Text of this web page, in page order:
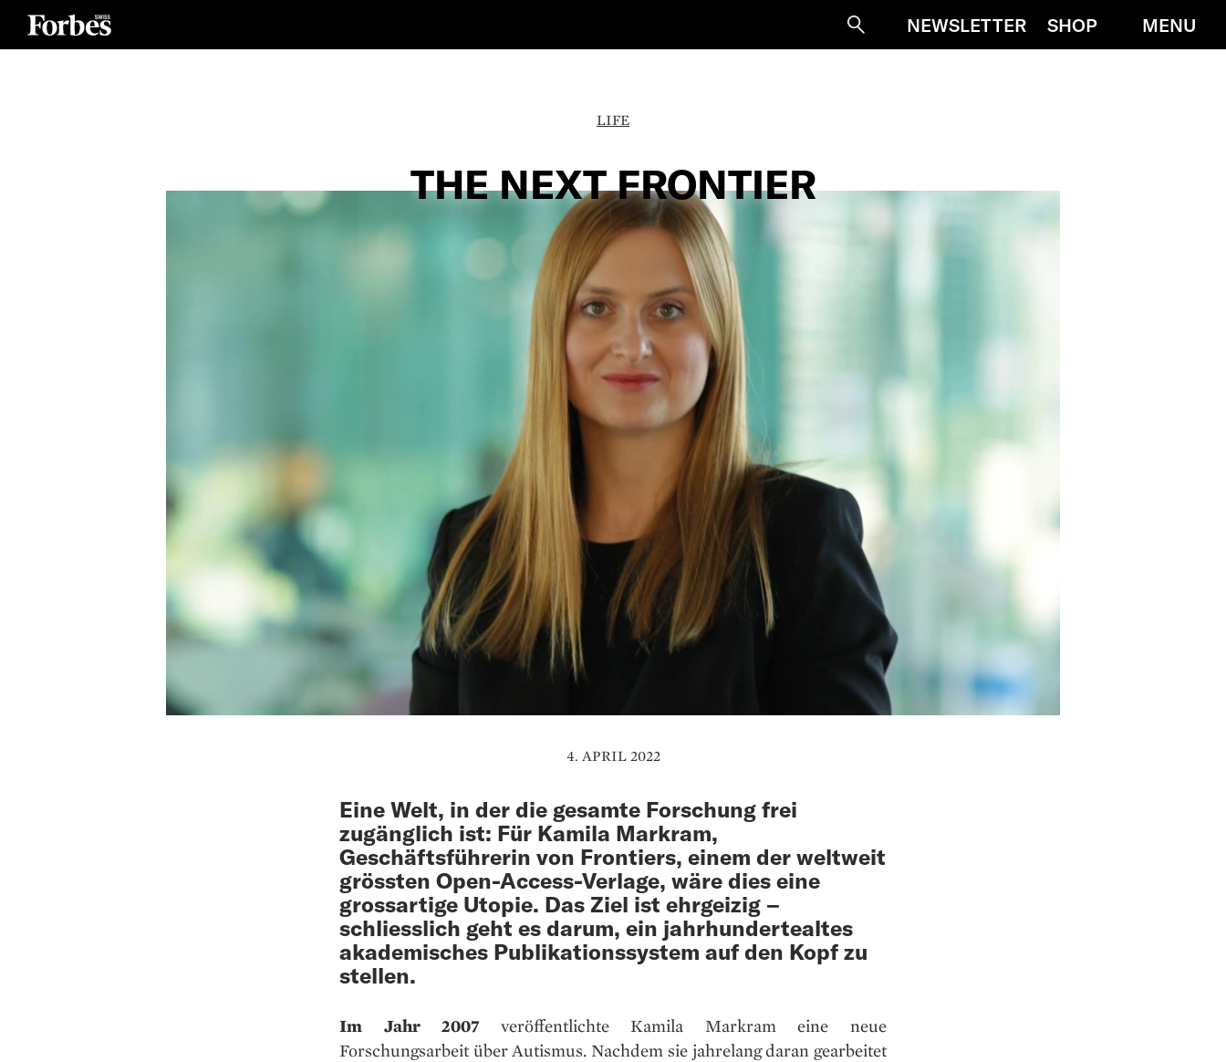
SucheNEWSLETTER SHOP MENU
LIFE
THE NEXT FRONTIER
4. APRIL 2022
Eine Welt, in der die gesamte Forschung frei
zugänglich ist: Für Kamila Markram,
Geschäftsführerin von Frontiers, einem der weltweit
grössten Open-Access-Verlage, wäre dies eine
grossartige Utopie. Das Ziel ist ehrgeizig –
schliesslich geht es darum, ein jahrhundertealtes
akademisches Publikationssystem auf den Kopf zu
stellen.
Im Jahr 2007veröffentlichte Kamila Markram eine neue
Forschungsarbeit über Autismus. Nachdem sie jahrelang daran gearbeitet